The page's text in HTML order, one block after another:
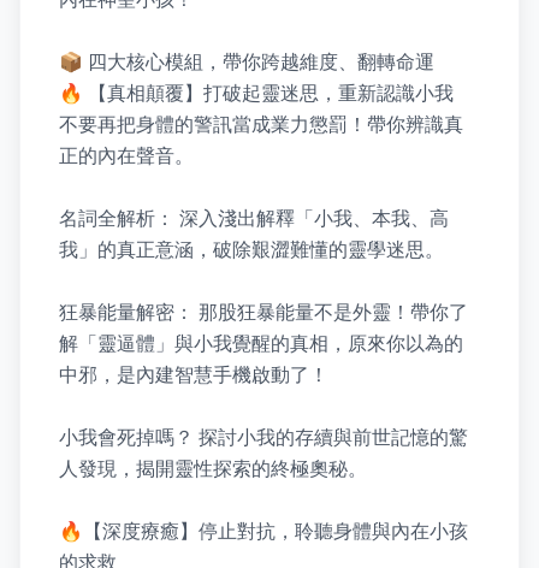
📦 四大核心模組，帶你跨越維度、翻轉命運
🔥 【真相顛覆】打破起靈迷思，重新認識小我
不要再把身體的警訊當成業力懲罰！帶你辨識真
正的內在聲音。
名詞全解析： 深入淺出解釋「小我、本我、高
我」的真正意涵，破除艱澀難懂的靈學迷思。
狂暴能量解密： 那股狂暴能量不是外靈！帶你了
解「靈逼體」與小我覺醒的真相，原來你以為的
中邪，是內建智慧手機啟動了！
小我會死掉嗎？ 探討小我的存續與前世記憶的驚
人發現，揭開靈性探索的終極奧秘。
🔥【深度療癒】停止對抗，聆聽身體與內在小孩
的求救